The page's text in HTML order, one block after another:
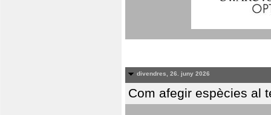
divendres, 26. juny 2026
Com afegir espècies al